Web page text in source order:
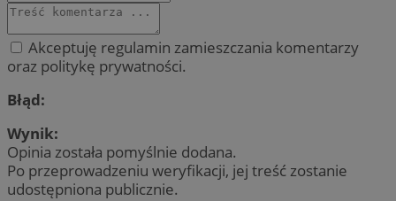
Akceptuję regulamin zamieszczania komentarzy
oraz politykę prywatności.
Błąd:
Wynik:
Opinia została pomyślnie dodana.
Po przeprowadzeniu weryfikacji, jej treść zostanie
udostępniona publicznie.